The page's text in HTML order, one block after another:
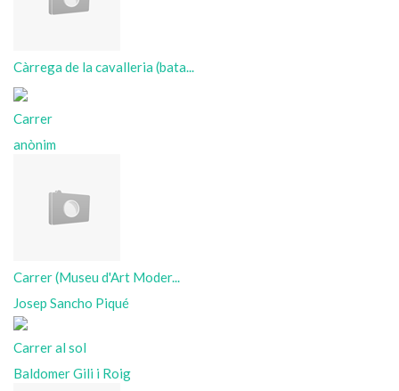
Càrrega de la cavalleria (bata...
Carrer
anònim
Carrer (Museu d'Art Moder...
Josep Sancho Piqué
Carrer al sol
Baldomer Gili i Roig